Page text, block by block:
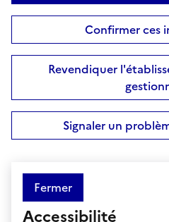
Confirmer ces
Revendiquer
Signaler un
Fermer
Accessibilité